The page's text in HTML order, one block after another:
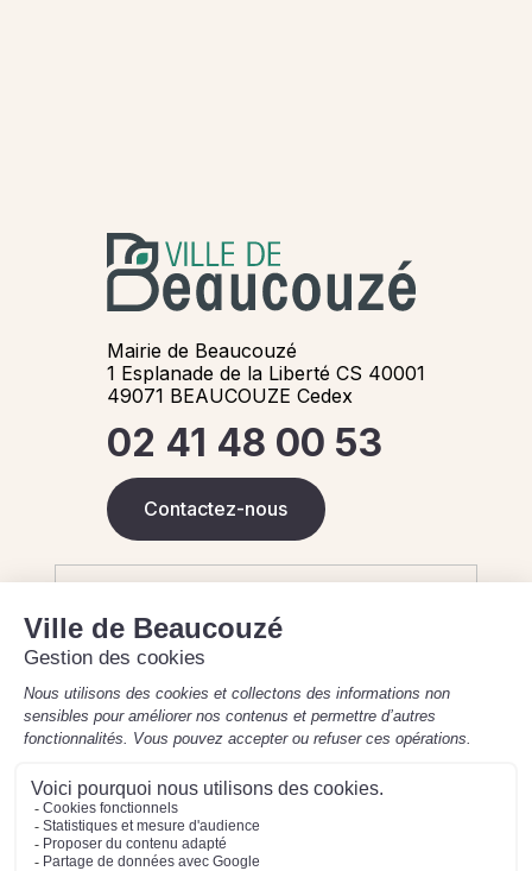
Mairie de Beaucouzé
1 Esplanade de la Liberté CS 40001
49071 BEAUCOUZE Cedex
02 41 48 00 53
Contactez-nous
Horaires de la Mairie
Aujourd'hui
Fermé - 9h-12h (état civil uniquement)